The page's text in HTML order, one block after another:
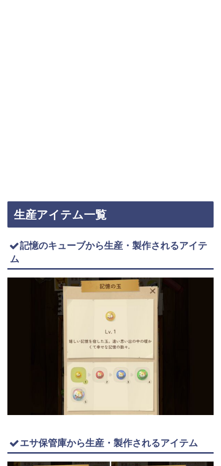
生産アイテム一覧
記憶のキューブから生産・製作されるアイテ
ム
エサ保管庫から生産・製作されるアイテム